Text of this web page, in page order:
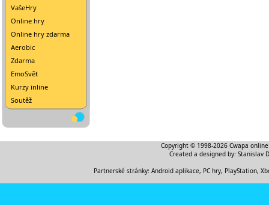
VašeHry
Online hry
Online hry zdarma
Aerobic
Zdarma
EmoSvět
Kurzy inline
Soutěž
Copyright © 1998-2026 Cwapa
Created a designed by: Stanislav
Partnerské stránky: Android aplikace, PC hry, PlayStation,